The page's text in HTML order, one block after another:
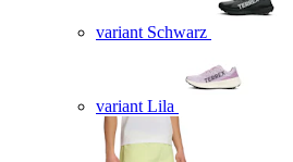
variant Schwarz
variant Lila